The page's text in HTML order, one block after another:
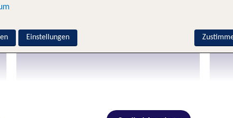
Cagliari
Einstellungen